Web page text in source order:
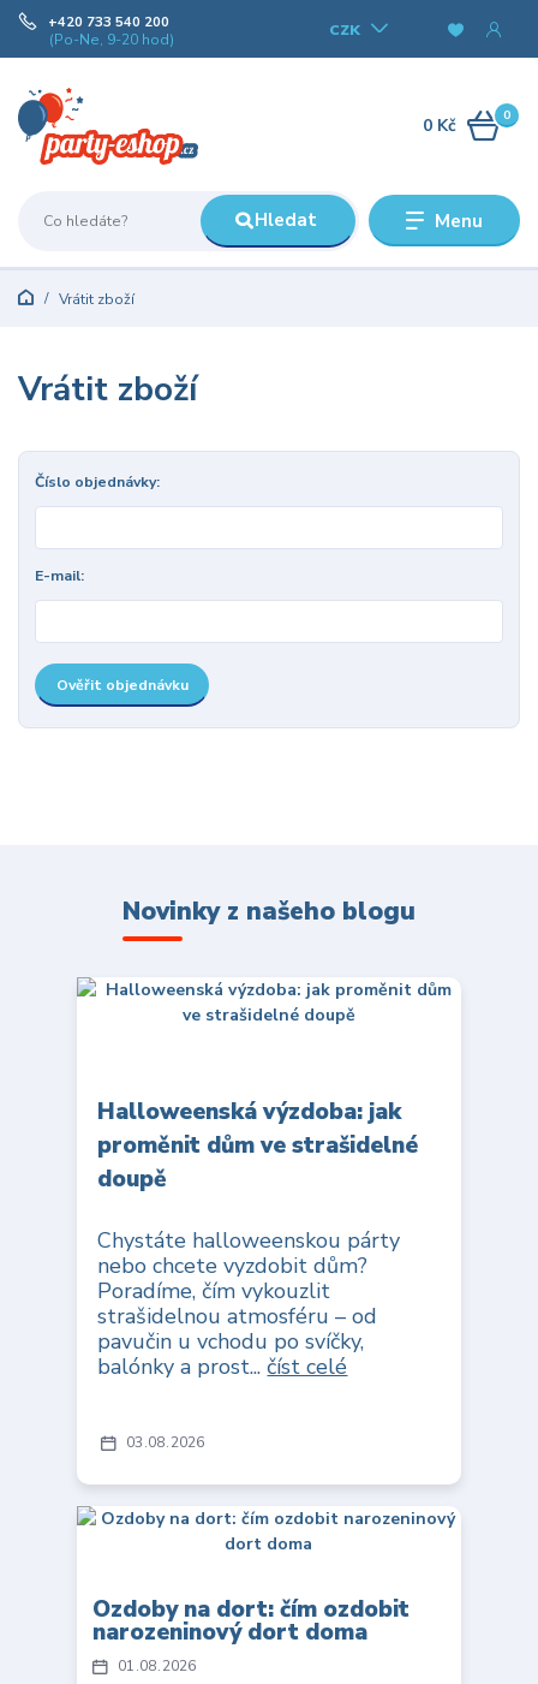
Menu
CZK
Hledat
+420 733 540 200
(Po-Ne, 9-20 hod)
0
0 Kč
Vrátit zboží
Vrátit zboží
Číslo objednávky:
E-mail:
Ověřit objednávku
Novinky z našeho blogu
03 08 2026
Halloweenská výzdoba: jak
proměnit dům ve strašidelné
doupě
Chystáte halloweenskou párty
nebo chcete vyzdobit dům?
Poradíme, čím vykouzlit
strašidelnou atmosféru – od
pavučin u vchodu po svíčky,
balónky a prost...číst celé
01 08 2026
Ozdoby na dort: čím ozdobit
narozeninový dort doma